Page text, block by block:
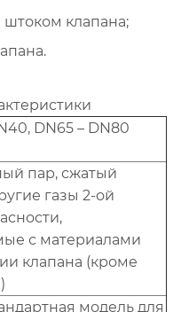
клапана;
DN65 – DN80
пар, сжатый
газы 2-ой
с материалами
клапана (кроме
модель для